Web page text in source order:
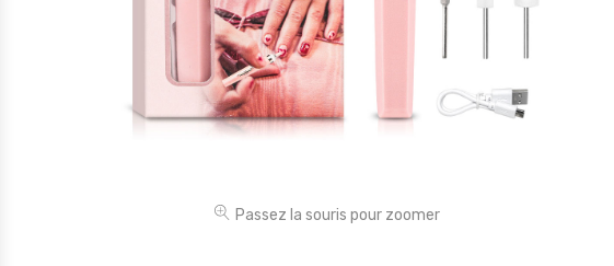
Outillages & Bricolage
Passez la souris pour zoomer